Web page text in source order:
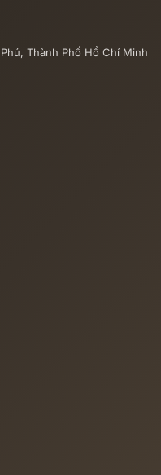
Thành Phố Hồ Chí Minh